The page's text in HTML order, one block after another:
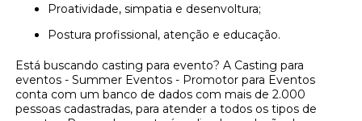
Proatividade, simpatia e desenvoltura;
Postura profissional, atenção e educação.
Está buscando casting para evento? A Casting para
eventos - Summer Eventos - Promotor para Eventos
conta com um banco de dados com mais de 2.000
pessoas cadastradas, para atender a todos os tipos de